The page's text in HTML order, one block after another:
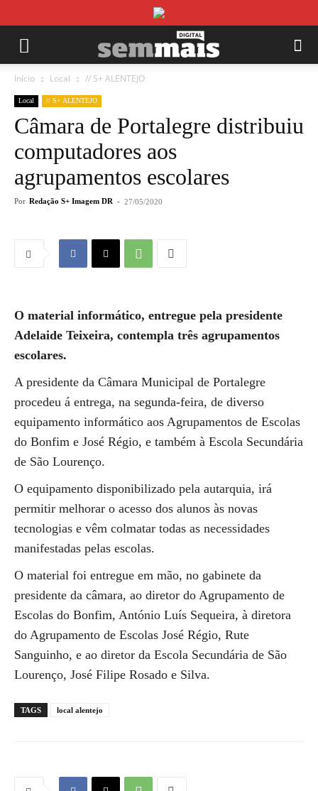
Início Local // S+ ALENTEJO
Local // S+ ALENTEJO
Câmara de Portalegre distribuiu
computadores aos
agrupamentos escolares
Por Redação S+ Imagem DR - 27/05/2020
O material informático, entregue pela presidente
Adelaide Teixeira, contempla três agrupamentos
escolares.
A presidente da Câmara Municipal de Portalegre
procedeu á entrega, na segunda-feira, de diverso
equipamento informático aos Agrupamentos de Escolas
do Bonfim e José Régio, e também à Escola Secundária
de São Lourenço.
O equipamento disponibilizado pela autarquia, irá
permitir melhorar o acesso dos alunos às novas
tecnologias e vêm colmatar todas as necessidades
manifestadas pelas escolas.
O material foi entregue em mão, no gabinete da
presidente da câmara, ao diretor do Agrupamento de
Escolas do Bonfim, António Luís Sequeira, à diretora
do Agrupamento de Escolas José Régio, Rute
Sanguinho, e ao diretor da Escola Secundária de São
Lourenço, José Filipe Rosado e Silva.
TAGS local alentejo